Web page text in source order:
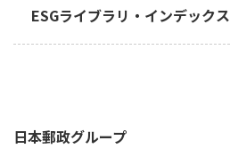
ESGライブラリ・インデックス
日本郵政グループ